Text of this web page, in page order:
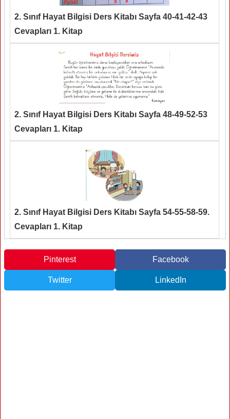
2. Sınıf Hayat Bilgisi Ders Kitabı Sayfa 40-41-42-43
Cevapları 1. Kitap
2. Sınıf Hayat Bilgisi Ders Kitabı Sayfa 48-49-52-53
Cevapları 1. Kitap
2. Sınıf Hayat Bilgisi Ders Kitabı Sayfa 54-55-58-59.
Cevapları 1. Kitap
Pinterest Facebook
Twitter LinkedIn